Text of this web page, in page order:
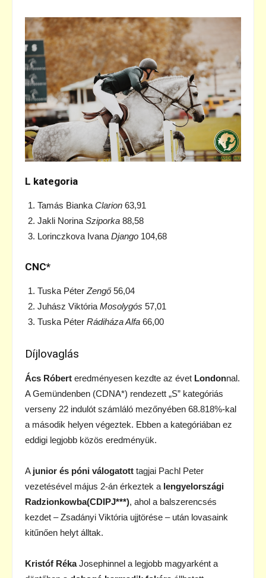
L kategoria
Tamás Bianka Clarion 63,91
Jakli Norina Sziporka 88,58
Lorinczkova Ivana Django 104,68
CNC*
Tuska Péter Zengő56,04
Juhász Viktória Mosolygós 57,01
Tuska Péter Rádiháza Alfa 66,00
Díjlovaglás
Ács Róbert eredményesen kezdte az évet Londonnal.
A Gemündenben (CDNA*) rendezett „S” kategóriás
verseny 22 indulót számláló mezőnyében 68.818%-kal
a második helyen végeztek. Ebben a kategóriában ez
eddigi legjobb közös eredményük.
A junior és póni válogatott tagjai Pachl Peter
vezetésével május 2-án érkeztek a lengyelországi
Radzionkowba(CDIPJ***), ahol a balszerencsés
kezdet – Zsadányi Viktória ujjtörése – után lovasaink
kitűnően helyt álltak.
Kristóf RékaJosephinnel a legjobb magyarként a